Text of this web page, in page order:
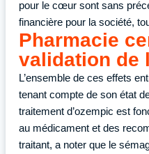
pour le cœur sont sans
financière pour la société,
Pharmacie
validation de
L’ensemble de ces effets
tenant compte de son état
traitement d’ozempic est
au médicament et des
traitant, a noter que le